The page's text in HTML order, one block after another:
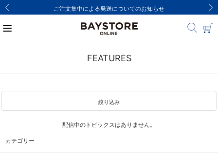
ご注文集中による発送についてのお知らせ
カテゴリー
FEATURES
絞り込み
配信中のトピックスはありません。